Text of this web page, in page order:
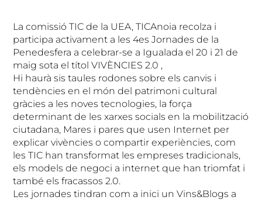
La comissió TIC de la UEA, TICAnoia recolza i
participa activament a les 4es Jornades de la
Penedesfera a celebrar-se a Igualada el 20 i 21 de
maig sota el títol VIVÈNCIES 2.0 ,
Hi haurà sis taules rodones sobre els canvis i
tendències en el món del patrimoni cultural
gràcies a les noves tecnologies, la força
determinant de les xarxes socials en la mobilització
ciutadana, Mares i pares que usen Internet per
explicar vivències o compartir experiències, com
les TIC han transformat les empreses tradicionals,
els models de negoci a internet que han triomfat i
també els fracassos 2.0.
Les jornades tindran com a inici un Vins&Blogs a